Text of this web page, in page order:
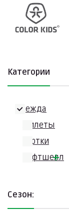
Категории
Одежда
Жилеты
Куртки
Софтшелл
Сезон: